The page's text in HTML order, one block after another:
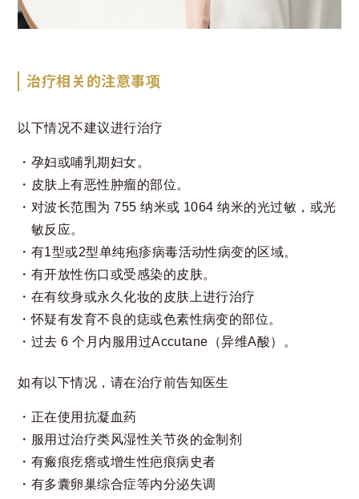
治疗相关的注意事项
以下情况不建议进行治疗
孕妇或哺乳期妇女。
皮肤上有恶性肿瘤的部位。
对波长范围为 755 纳米或 1064 纳米的光过敏，或光
敏反应。
有1型或2型单纯疱疹病毒活动性病变的区域。
有开放性伤口或受感染的皮肤。
在有纹身或永久化妆的皮肤上进行治疗
怀疑有发育不良的痣或色素性病变的部位。
过去 6 个月内服用过Accutane（异维A酸）。
如有以下情况，请在治疗前告知医生
正在使用抗凝血药
服用过治疗类风湿性关节炎的金制剂
有瘢痕疙瘩或增生性疤痕病史者
有多囊卵巢综合症等内分泌失调